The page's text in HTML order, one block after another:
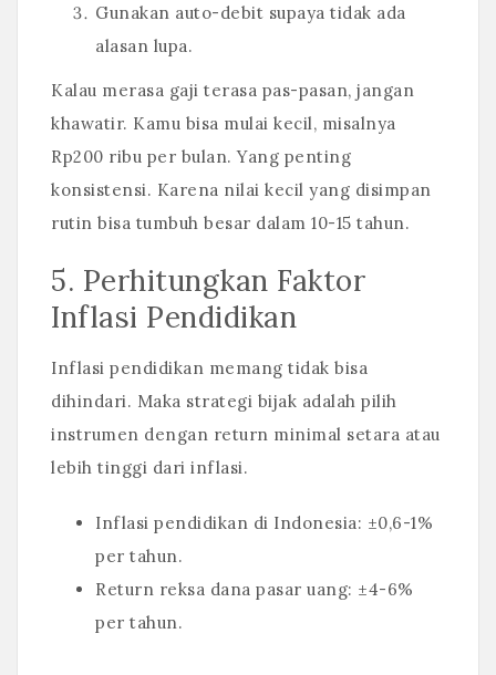
Gunakan auto-debit supaya tidak ada
alasan lupa.
Kalau merasa gaji terasa pas-pasan, jangan
khawatir. Kamu bisa mulai kecil, misalnya
Rp200 ribu per bulan. Yang penting
konsistensi. Karena nilai kecil yang disimpan
rutin bisa tumbuh besar dalam 10-15 tahun.
5. Perhitungkan Faktor
Inflasi Pendidikan
Inflasi pendidikan memang tidak bisa
dihindari. Maka strategi bijak adalah pilih
instrumen dengan return minimal setara atau
lebih tinggi dari inflasi.
Inflasi pendidikan di Indonesia: ±0,6-1%
per tahun.
Return reksa dana pasar uang: ±4-6%
per tahun.